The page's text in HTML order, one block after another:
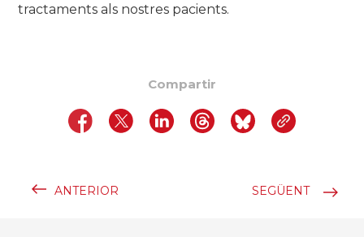
tractaments als nostres pacients.
Compartir
ANTERIOR SEGÜENT